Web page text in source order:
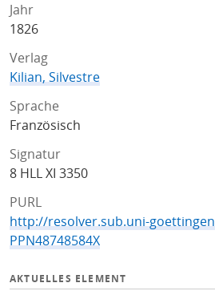
Jahr
1826
Verlag
Kilian, Silvestre
Sprache
Französisch
Signatur
8 HLL XI 3350
PURL
http://resolver.sub.uni-
PPN48748584X
AKTUELLES ELEMENT